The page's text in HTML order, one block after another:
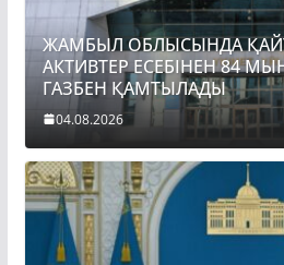
ЖАМБЫЛ ОБЛЫСЫНДА
АКТИВТЕР ЕСЕБІНЕН 84
ГАЗБЕН ҚАМТЫЛАДЫ
04.08.2026